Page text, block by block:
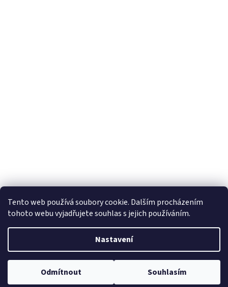
Tento web používá soubory cookie. Dalším procházením
tohoto webu vyjadřujete souhlas s jejich používáním.
Nastavení
Odmítnout Souhlasím